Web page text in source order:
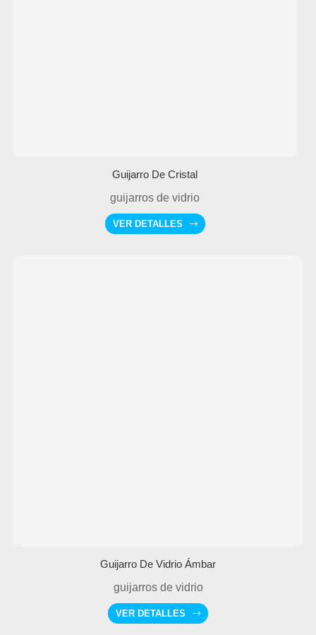
Guijarro De Cristal
guijarros de vidrio
VER DETALLES
Guijarro De Vidrio Ámbar
guijarros de vidrio
VER DETALLES